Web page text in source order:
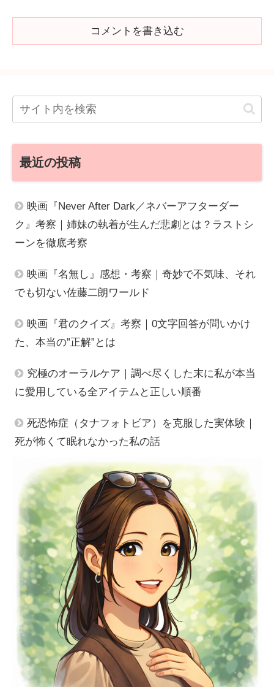
コメントを書き込む
最近の投稿
映画『Never After Dark／ネバーアフターダー
ク』考察｜姉妹の執着が生んだ悲劇とは？ラストシ
ーンを徹底考察
映画『名無し』感想・考察｜奇妙で不気味、それ
でも切ない佐藤二朗ワールド
映画『君のクイズ』考察｜0文字回答が問いかけ
た、本当の”正解”とは
究極のオーラルケア｜調べ尽くした末に私が本当
に愛用している全アイテムと正しい順番
死恐怖症（タナフォトビア）を克服した実体験｜
死が怖くて眠れなかった私の話